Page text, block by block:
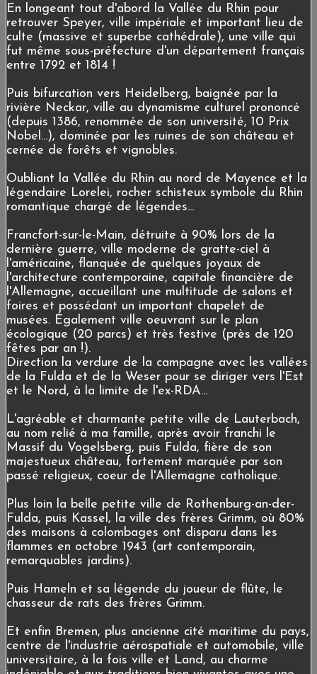
En longeant tout d'abord la Vallée du Rhin pour
retrouver Speyer, ville impériale et important lieu de
culte (massive et superbe cathédrale), une ville qui
fut même sous-préfecture d'un département français
entre 1792 et 1814 !
Puis bifurcation vers Heidelberg, baignée par la
rivière Neckar, ville au dynamisme culturel prononcé
(depuis 1386, renommée de son université, 10 Prix
Nobel...), dominée par les ruines de son château et
cernée de forêts et vignobles.
Oubliant la Vallée du Rhin au nord de Mayence et la
légendaire Lorelei, rocher schisteux symbole du Rhin
romantique chargé de légendes...
Francfort-sur-le-Main, détruite à 90% lors de la
dernière guerre, ville moderne de gratte-ciel à
l'américaine, flanquée de quelques joyaux de
l'architecture contemporaine, capitale financière de
l'Allemagne, accueillant une multitude de salons et
foires et possédant un important chapelet de
musées. Également ville oeuvrant sur le plan
écologique (20 parcs) et très festive (près de 120
fêtes par an !).
Direction la verdure de la campagne avec les vallées
de la Fulda et de la Weser pour se diriger vers l'Est
et le Nord, à la limite de l'ex-RDA...
L'agréable et charmante petite ville de Lauterbach,
au nom relié à ma famille, après avoir franchi le
Massif du Vogelsberg, puis Fulda, fière de son
majestueux château, fortement marquée par son
passé religieux, coeur de l'Allemagne catholique.
Plus loin la belle petite ville de Rothenburg-an-der-
Fulda, puis Kassel, la ville des frères Grimm, où 80%
des maisons à colombages ont disparu dans les
flammes en octobre 1943 (art contemporain,
remarquables jardins).
Puis Hameln et sa légende du joueur de flûte, le
chasseur de rats des frères Grimm.
Et enfin Bremen, plus ancienne cité maritime du pays,
centre de l'industrie aérospatiale et automobile, ville
universitaire, à la fois ville et Land, au charme